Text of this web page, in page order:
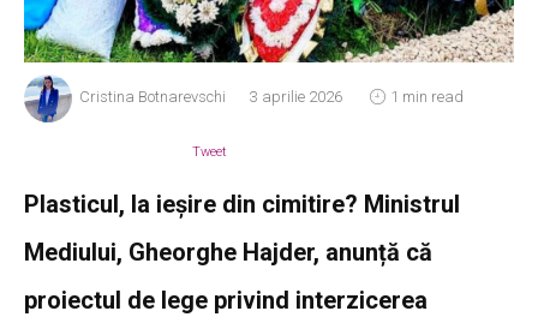
Cristina Botnarevschi 3 aprilie 2026 1 min read
Tweet
Plasticul, la ieșire din cimitire? Ministrul
Mediului, Gheorghe Hajder, anunță că
proiectul de lege privind interzicerea